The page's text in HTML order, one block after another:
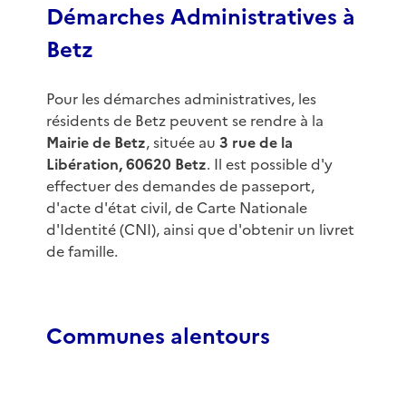
Démarches Administratives à
Betz
Pour les démarches administratives, les
résidents de Betz peuvent se rendre à la
Mairie de Betz, située au 3 rue de la
Libération, 60620 Betz. Il est possible d'y
effectuer des demandes de passeport,
d'acte d'état civil, de Carte Nationale
d'Identité (CNI), ainsi que d'obtenir un livret
de famille.
Communes alentours